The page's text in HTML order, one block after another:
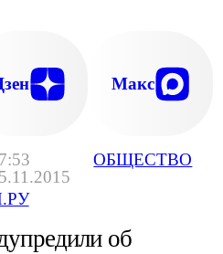
ОБЩЕСТВО
Макс
об